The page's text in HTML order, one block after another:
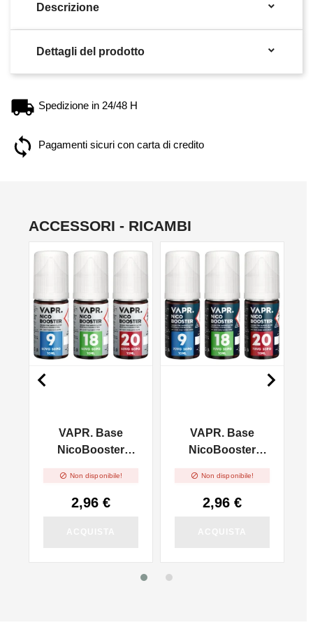
Descrizione 
Dettagli del prodotto 
Spedizione in 24/48 H
Pagamenti sicuri con carta di credito
ACCESSORI - RICAMBI
VAPR. Base
NicoBooster
 Non disponibile!
2,96 €
VAPR. Base
NicoBooster
 Non disponibile!
2,96 €
 